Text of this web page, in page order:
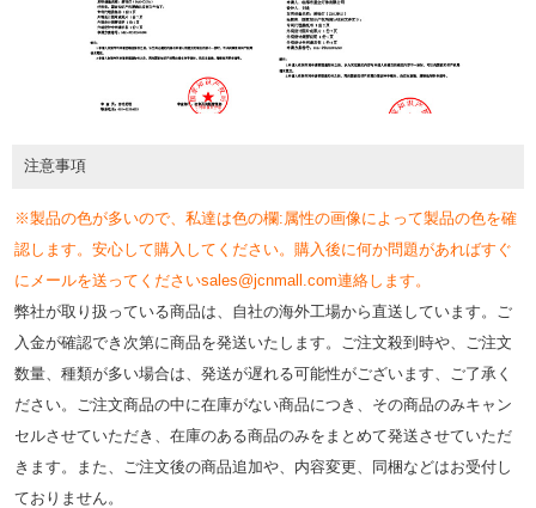
注意事項
※製品の色が多いので、私達は色の欄:属性の画像によって製品の色を確
認します。安心して購入してください。購入後に何か問題があればすぐ
にメールを送ってくださいsales@jcnmall.com連絡します。
弊社が取り扱っている商品は、自社の海外工場から直送しています。ご
入金が確認でき次第に商品を発送いたします。ご注文殺到時や、ご注文
数量、種類が多い場合は、発送が遅れる可能性がございます、ご了承く
ださい。ご注文商品の中に在庫がない商品につき、その商品のみキャン
セルさせていただき、在庫のある商品のみをまとめて発送させていただ
きます。また、ご注文後の商品追加や、内容変更、同梱などはお受付し
ておりません。